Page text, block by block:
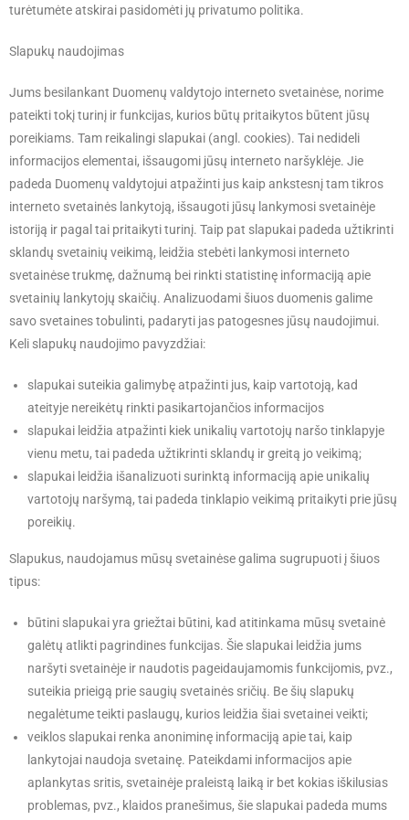
turėtumėte atskirai pasidomėti jų privatumo politika.
Slapukų naudojimas
Jums besilankant Duomenų valdytojo interneto svetainėse, norime
pateikti tokį turinį ir funkcijas, kurios būtų pritaikytos būtent jūsų
poreikiams. Tam reikalingi slapukai (angl. cookies). Tai nedideli
informacijos elementai, išsaugomi jūsų interneto naršyklėje. Jie
padeda Duomenų valdytojui atpažinti jus kaip ankstesnį tam tikros
interneto svetainės lankytoją, išsaugoti jūsų lankymosi svetainėje
istoriją ir pagal tai pritaikyti turinį. Taip pat slapukai padeda užtikrinti
sklandų svetainių veikimą, leidžia stebėti lankymosi interneto
svetainėse trukmę, dažnumą bei rinkti statistinę informaciją apie
svetainių lankytojų skaičių. Analizuodami šiuos duomenis galime
savo svetaines tobulinti, padaryti jas patogesnes jūsų naudojimui.
Keli slapukų naudojimo pavyzdžiai:
slapukai suteikia galimybę atpažinti jus, kaip vartotoją, kad
ateityje nereikėtų rinkti pasikartojančios informacijos
slapukai leidžia atpažinti kiek unikalių vartotojų naršo tinklapyje
vienu metu, tai padeda užtikrinti sklandų ir greitą jo veikimą;
slapukai leidžia išanalizuoti surinktą informaciją apie unikalių
vartotojų naršymą, tai padeda tinklapio veikimą pritaikyti prie jūsų
poreikių.
Slapukus, naudojamus mūsų svetainėse galima sugrupuoti į šiuos
tipus:
būtini slapukai yra griežtai būtini, kad atitinkama mūsų svetainė
galėtų atlikti pagrindines funkcijas. Šie slapukai leidžia jums
naršyti svetainėje ir naudotis pageidaujamomis funkcijomis, pvz.,
suteikia prieigą prie saugių svetainės sričių. Be šių slapukų
negalėtume teikti paslaugų, kurios leidžia šiai svetainei veikti;
veiklos slapukai renka anoniminę informaciją apie tai, kaip
lankytojai naudoja svetainę. Pateikdami informacijos apie
aplankytas sritis, svetainėje praleistą laiką ir bet kokias iškilusias
problemas, pvz., klaidos pranešimus, šie slapukai padeda mums